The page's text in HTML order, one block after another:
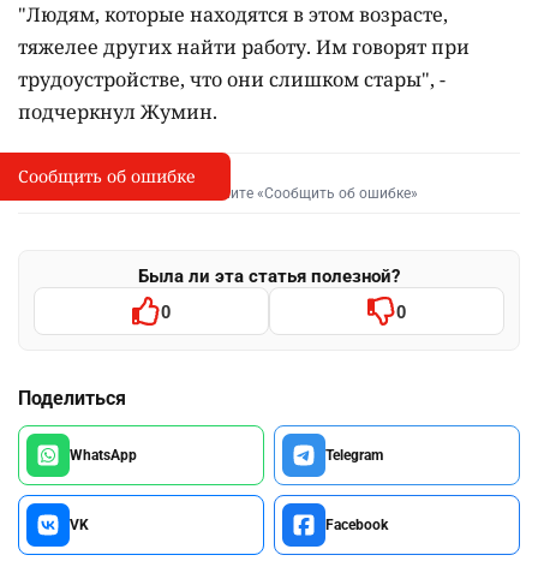
"Людям, которые находятся в этом возрасте,
тяжелее других найти работу. Им говорят при
трудоустройстве, что они слишком стары", -
подчеркнул Жумин.
I
Сообщить об опечатке
Выделите фрагмент и нажмите «Сообщить об ошибке»
Была ли эта статья полезной?
0 0
Поделиться
WhatsApp Telegram
VK Facebook
Сообщить об ошибке